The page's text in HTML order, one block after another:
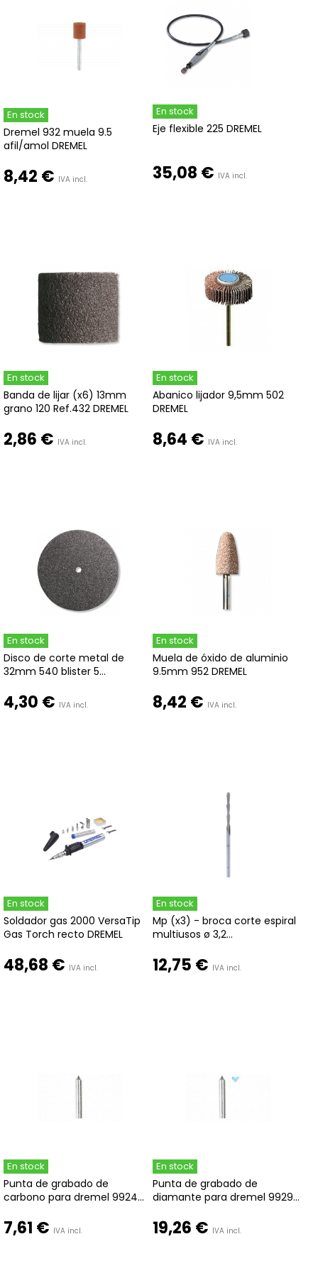
En stock
Dremel 932 muela 9.5
afil/amol DREMEL
8,42 € IVA incl.
En stock
Eje flexible 225 DREMEL
35,08 € IVA incl.
En stock
Banda de lijar (x6) 13mm
grano 120 Ref.432 DREMEL
2,86 € IVA incl.
En stock
Abanico lijador 9,5mm 502
DREMEL
8,64 € IVA incl.
En stock
Disco de corte metal de
32mm 540 blister 5...
4,30 € IVA incl.
En stock
Muela de óxido de aluminio
9.5mm 952 DREMEL
8,42 € IVA incl.
En stock
Soldador gas 2000 VersaTip
Gas Torch recto DREMEL
48,68 € IVA incl.
En stock
Mp (x3) - broca corte espiral
multiusos ø 3,2...
12,75 € IVA incl.
En stock
Punta de grabado de
carbono para dremel 9924...
7,61 € IVA incl.
En stock
Punta de grabado de
diamante para dremel 9929...
19,26 € IVA incl.